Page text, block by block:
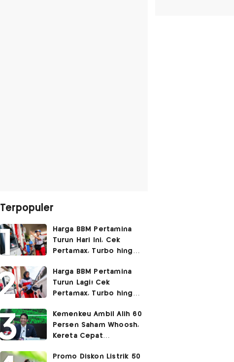
Terpopuler
Harga BBM Pertamina
Turun Hari Ini, Cek
Pertamax, Turbo hingga
2026
Harga BBM Pertamina
Turun Lagi! Cek
Pertamax, Turbo hingga
Agustus 2026
Kemenkeu Ambil Alih 60
Persen Saham Whoosh,
Kereta Cepat
Surabaya
Promo Diskon Listrik 50